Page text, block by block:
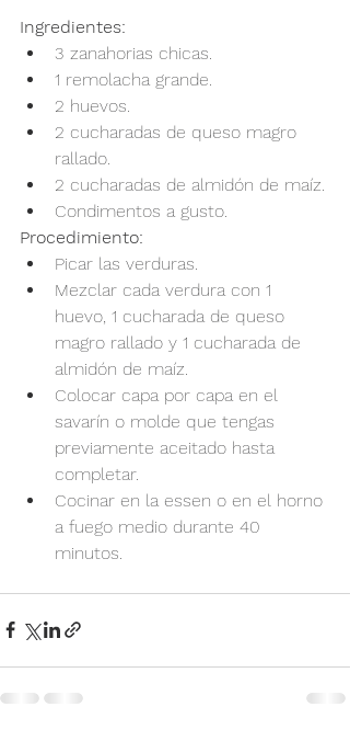
Ingredientes:
3 zanahorias chicas.
1 remolacha grande.
2 huevos.
2 cucharadas de queso magro
rallado.
2 cucharadas de almidón de maíz.
Condimentos a gusto.
Procedimiento:
Picar las verduras.
Mezclar cada verdura con 1
huevo, 1 cucharada de queso
magro rallado y 1 cucharada de
almidón de maíz.
Colocar capa por capa en el
savarín o molde que tengas
previamente aceitado hasta
completar.
Cocinar en la essen o en el horno
a fuego medio durante 40
minutos.